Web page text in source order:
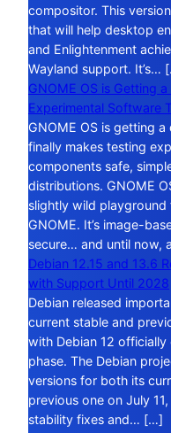
compositor. This
that will help desktop
and Enlightenment
Wayland support. It’s…
GNOME OS is Getting a
Experimental Software
GNOME OS is getting a
finally makes testing
components safe,
distributions. GNOME
slightly wild
GNOME. It’s image-
secure… and until now,
Debian 12.15 and 13.6
with Support Until 2028
Debian released
current stable and
with Debian 12
phase. The Debian
versions for both its
previous one on July
stability fixes and… […]